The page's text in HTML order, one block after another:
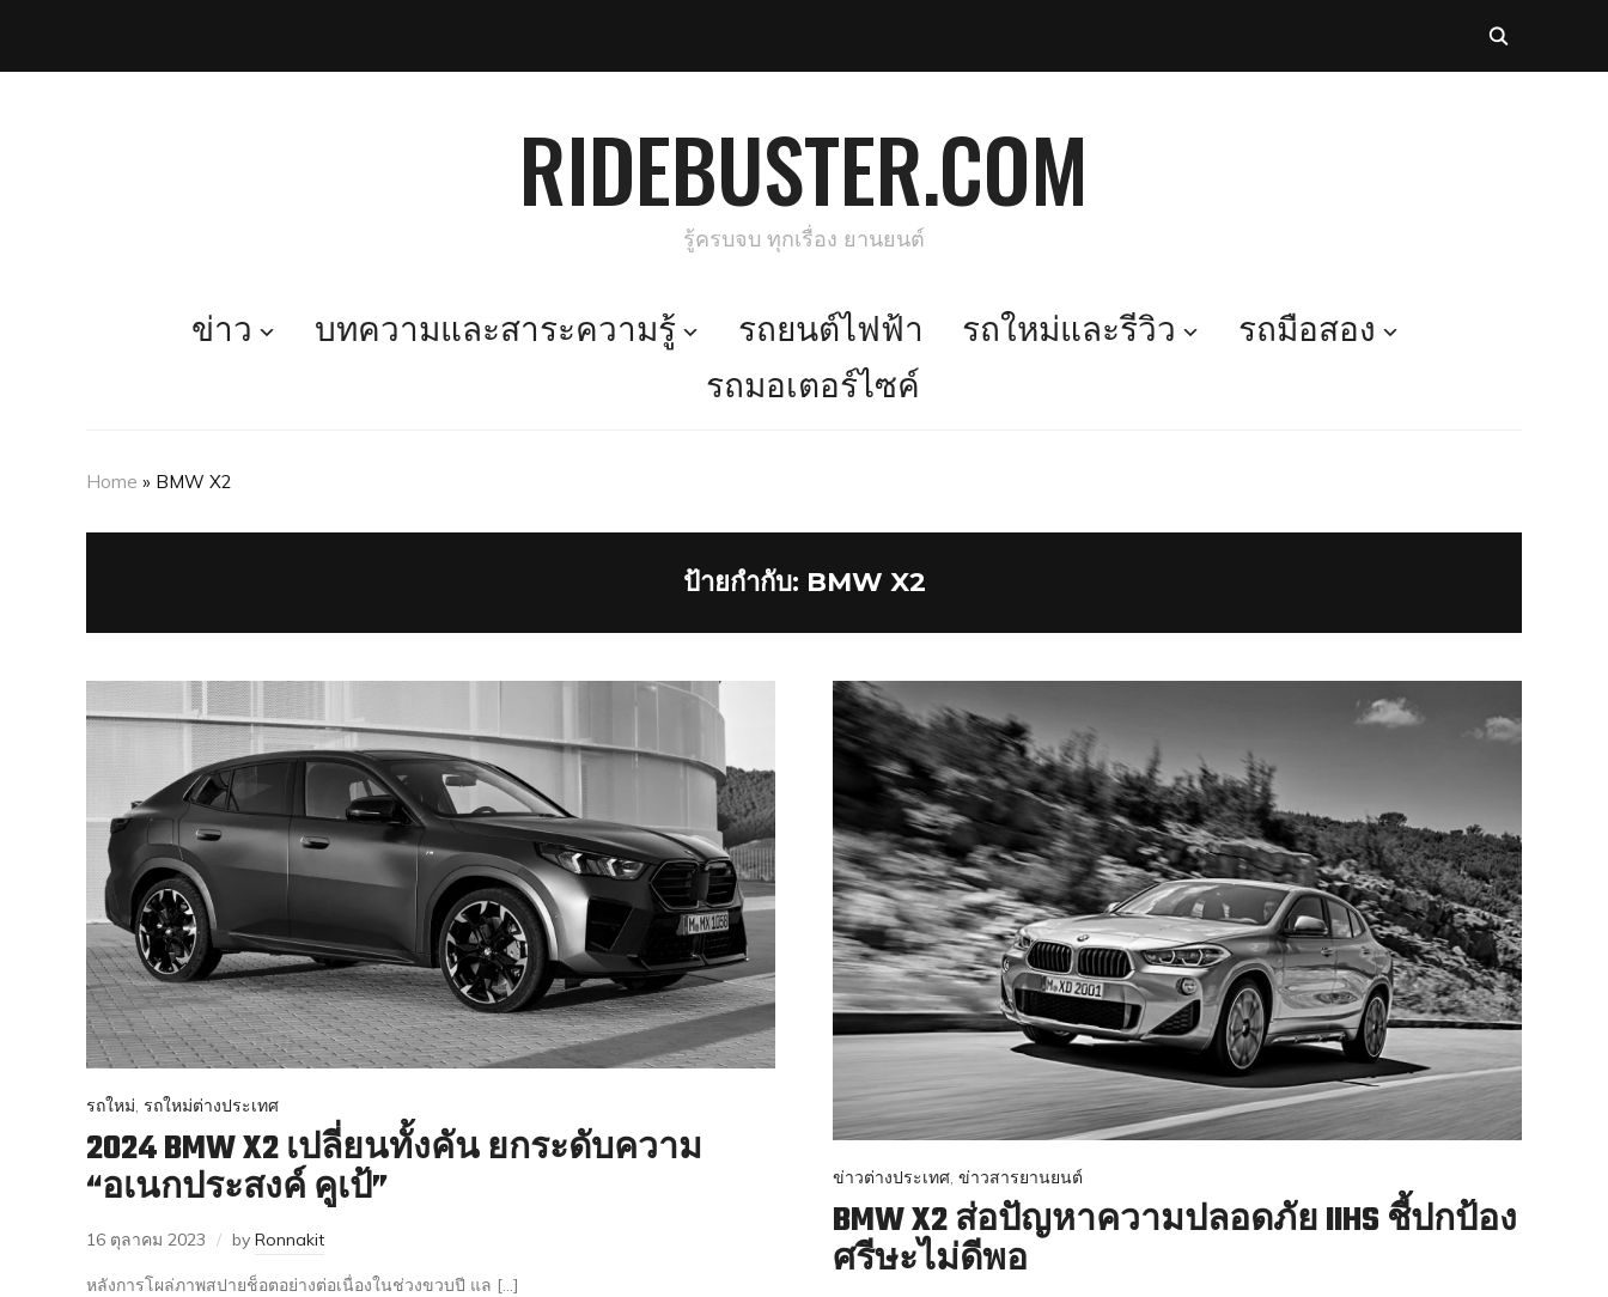
RIDEBUSTER.COM
รู้ครบจบ ทุกเรื่อง ยานยนต์
ข่าว บทความและสาระความรู้ รถยนต์ไฟฟ้า รถใหม่และรีวิว
รถมือสอง
รถมอเตอร์ไซค์
Home » BMW X2
ป้ายกำกับ: BMW X2
รถใหม่, รถใหม่ต่างประเทศ
2024 BMW X2 เปลี่ยนทั้งคัน ยกระดับความ
“อเนกประสงค์ คูเป้”
16 ตุลาคม 2023 by Ronnakit
หลังการโผล่ภาพสปายช็อตอย่างต่อเนื่องในช่วงขวบปี แล […]
ข่าวต่างประเทศ, ข่าวสารยานยนต์
BMW X2 ส่อปัญหาความปลอดภัย IIHS ชี้ปกป้อง
ศรีษะไม่ดีพอ